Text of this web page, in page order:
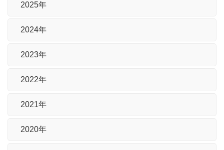
2025年
2024年
2023年
2022年
2021年
2020年